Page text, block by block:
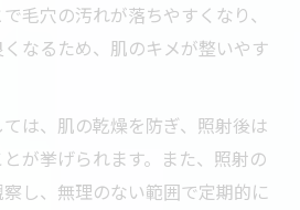
毛穴の汚れが落ちやすくなり、
なるため、肌のキメが整いやす
は、肌の乾燥を防ぎ、照射後は
が挙げられます。また、照射の
し、無理のない範囲で定期的に